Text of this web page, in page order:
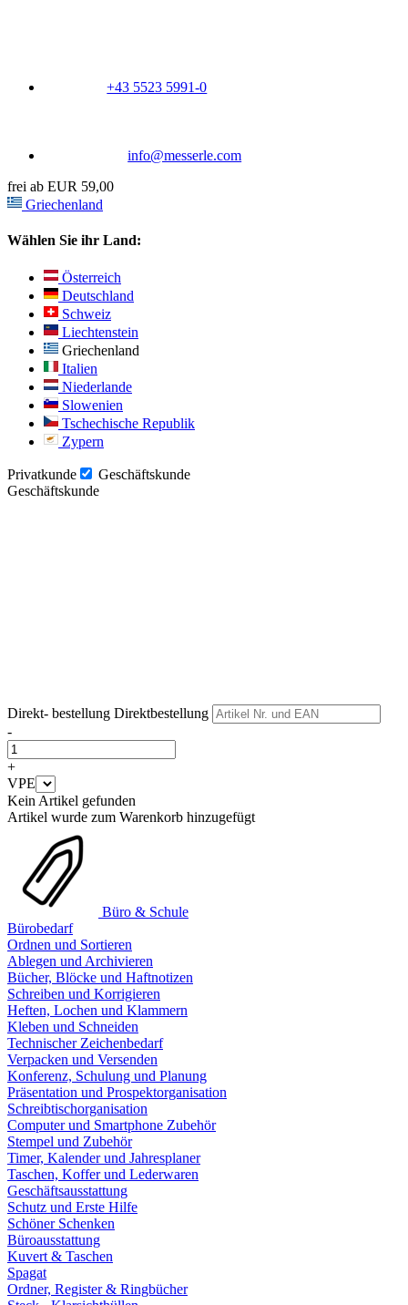
+43 5523 5991-0
info@messerle.com
frei ab EUR 59,00
Griechenland
Wählen Sie ihr Land:
Österreich
Deutschland
Schweiz
Liechtenstein
Griechenland
Italien
Niederlande
Slowenien
Tschechische Republik
Zypern
Privatkunde
Geschäftskunde
Geschäftskunde
Direkt- bestellung Direktbestellung
-
+
VPE
Kein Artikel gefunden
Artikel wurde zum Warenkorb hinzugefügt
Büro & Schule
Bürobedarf
Ordnen und Sortieren
Ablegen und Archivieren
Bücher, Blöcke und Haftnotizen
Schreiben und Korrigieren
Heften, Lochen und Klammern
Kleben und Schneiden
Technischer Zeichenbedarf
Verpacken und Versenden
Konferenz, Schulung und Planung
Präsentation und Prospektorganisation
Schreibtischorganisation
Computer und Smartphone Zubehör
Stempel und Zubehör
Timer, Kalender und Jahresplaner
Taschen, Koffer und Lederwaren
Geschäftsausstattung
Schutz und Erste Hilfe
Schöner Schenken
Büroausstattung
Kuvert & Taschen
Spagat
Ordner, Register & Ringbücher